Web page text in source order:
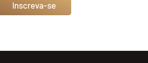
Inscreva-se